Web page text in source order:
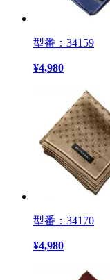
型番：34159
¥4,980
型番：34170
¥4,980